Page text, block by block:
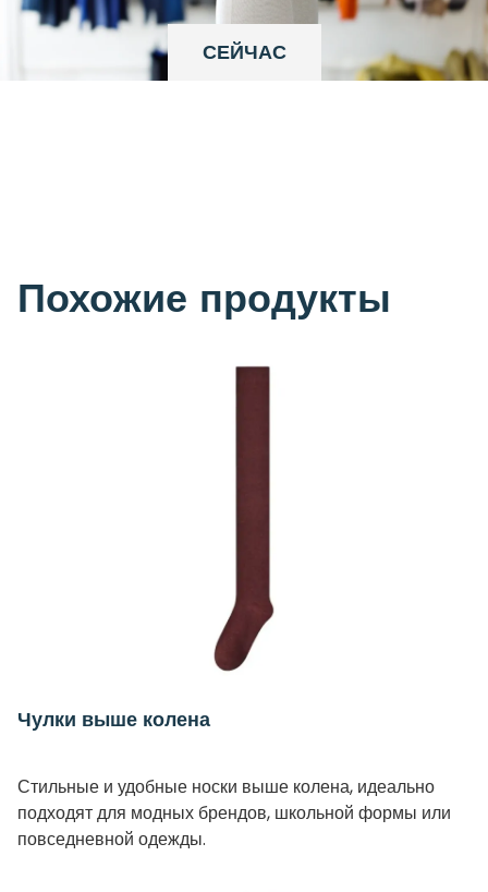
СЕЙЧАС
Похожие продукты
Чулки выше колена
Стильные и удобные носки выше колена, идеально
подходят для модных брендов, школьной формы или
повседневной одежды.